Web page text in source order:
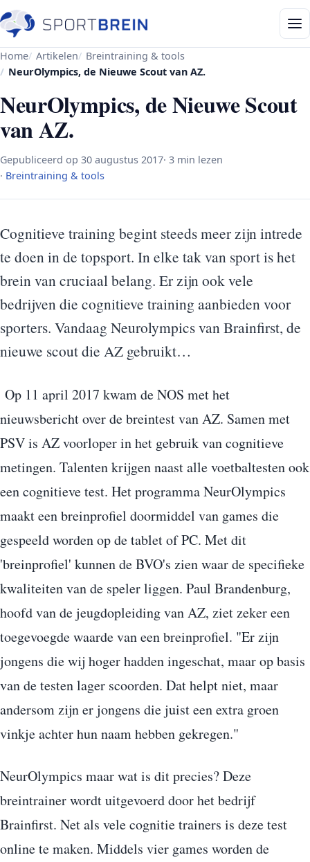
Home Artikelen
Breintraining & tools
NeurOlympics, de Nieuwe Scout van AZ.
NeurOlympics, de Nieuwe Scout
van AZ.
Gepubliceerd op 30 augustus 2017· 3 min lezen
· Breintraining & tools
Cognitieve training begint steeds meer zijn intrede
te doen in de topsport. In elke tak van sport is het
brein van cruciaal belang. Er zijn ook vele
bedrijven die cognitieve training aanbieden voor
sporters. Vandaag Neurolympics van Brainfirst, de
nieuwe scout die AZ gebruikt…
Op 11 april 2017 kwam de NOS met het
nieuwsbericht over de breintest van AZ. Samen met
PSV is AZ voorloper in het gebruik van cognitieve
metingen. Talenten krijgen naast alle voetbaltesten ook
een cognitieve test. Het programma NeurOlympics
maakt een breinprofiel doormiddel van games die
gespeeld worden op de tablet of PC. Met dit
'breinprofiel' kunnen de BVO's zien waar de specifieke
kwaliteiten van de speler liggen. Paul Brandenburg,
hoofd van de jeugdopleiding van AZ, ziet zeker een
toegevoegde waarde van een breinprofiel. "Er zijn
jongens die wij hoger hadden ingeschat, maar op basis
van de testen lager scoorden. Dat helpt niet, maar
andersom zijn er jongens die juist een extra groen
vinkje achter hun naam hebben gekregen."
NeurOlympics maar wat is dit precies? Deze
breintrainer wordt uitgevoerd door het bedrijf
Brainfirst. Net als vele cognitie trainers is deze test
online te maken. Middels vier games worden de